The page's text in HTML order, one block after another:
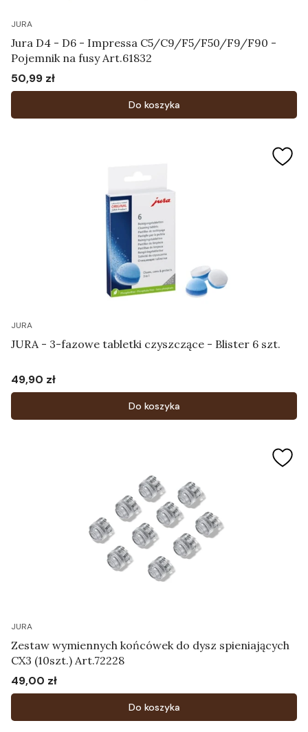
JURA
Jura D4 - D6 - Impressa C5/C9/F5/F50/F9/F90 -
Pojemnik na fusy Art.61832
Cena
50,99 zł
Do koszyka
JURA
JURA - 3-fazowe tabletki czyszczące - Blister 6 szt.
Cena
49,90 zł
Do koszyka
JURA
Zestaw wymiennych końcówek do dysz spieniających
CX3 (10szt.) Art.72228
Cena
49,00 zł
Do koszyka